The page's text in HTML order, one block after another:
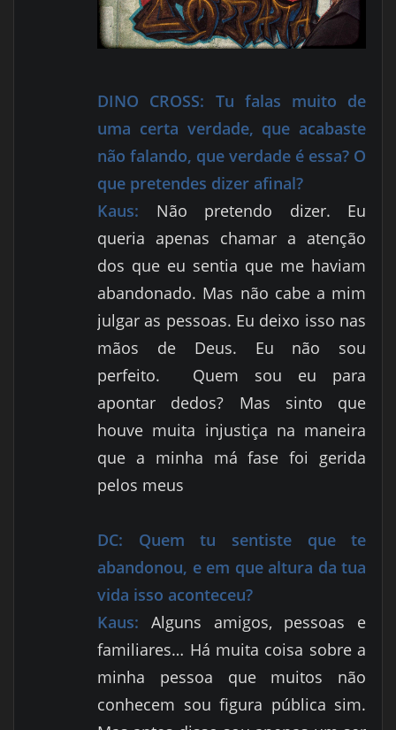
DINO CROSS: Tu falas muito de
uma certa verdade, que acabaste
não falando, que verdade é essa? O
que pretendes dizer afinal?
Kaus:
Não pretendo dizer. Eu
queria apenas chamar a atenção
dos que eu sentia que me haviam
abandonado. Mas não cabe a mim
julgar as pessoas. Eu deixo isso nas
mãos de Deus. Eu não sou
perfeito.
Quem sou eu para
apontar dedos? Mas sinto que
houve muita injustiça na maneira
que a minha má fase foi gerida
pelos meus
DC:
Quem tu sentiste que te
abandonou, e em que altura da tua
vida isso aconteceu?
Kaus:
Alguns amigos, pessoas e
familiares… Há muita coisa sobre a
minha pessoa que muitos não
conhecem sou figura pública sim.